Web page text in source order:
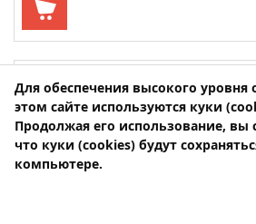
Для обеспечения высокого уровня
этом сайте используются куки
Продолжая его использование, вы
что куки (cookies) будут
компьютере.